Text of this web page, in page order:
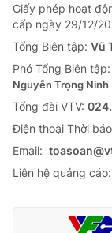
Giấy phép hoạt
cấp ngày 29/12/
Tổng Biên tập: Vũ
Phó Tổng Biên tập:
Nguyễn Trọng Ninh
Tổng đài VTV:
Ðiện thoại Thời
Email:
Liên hệ quảng cáo: